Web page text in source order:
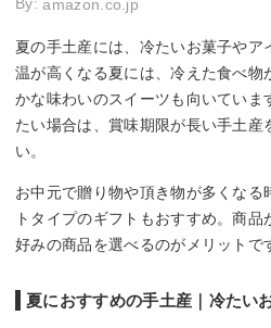
By:amazon.co.jp
夏の手土産には、冷たいお菓子や
温が高くなる夏には、冷えた食べ物
かな味わいのスイーツも向いていま
たい場合は、賞味期限が長い手土産
い。
お中元で贈り物や頂き物が多くなる
トタイプのギフトもおすすめ。商品
好みの商品を選べるのがメリットで
夏におすすめの手土産｜冷たい